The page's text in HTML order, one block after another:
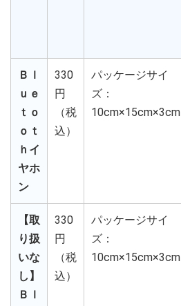
Ｂｌ
ｕｅ
ｔｏ
ｏｔ
ｈイ
ヤホ
ン
330
円
（税
込）
パッケージサイ
ズ：
10cm×15cm×3cm
【取
り扱
いな
し】
Ｂｌ
330
円
（税
込）
パッケージサイ
ズ：
10cm×15cm×3cm